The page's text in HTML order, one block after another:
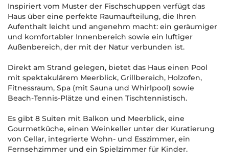
Inspiriert vom Muster der Fischschuppen verfügt das
Haus über eine perfekte Raumaufteilung, die Ihren
Aufenthalt leicht und angenehm macht: ein geräumiger
und komfortabler Innenbereich sowie ein luftiger
Außenbereich, der mit der Natur verbunden ist.
Direkt am Strand gelegen, bietet das Haus einen Pool
mit spektakulärem Meerblick, Grillbereich, Holzofen,
Fitnessraum, Spa (mit Sauna und Whirlpool) sowie
Beach-Tennis-Plätze und einen Tischtennistisch.
Es gibt 8 Suiten mit Balkon und Meerblick, eine
Gourmetküche, einen Weinkeller unter der Kuratierung
von Cellar, integrierte Wohn- und Esszimmer, ein
Fernsehzimmer und ein Spielzimmer für Kinder.